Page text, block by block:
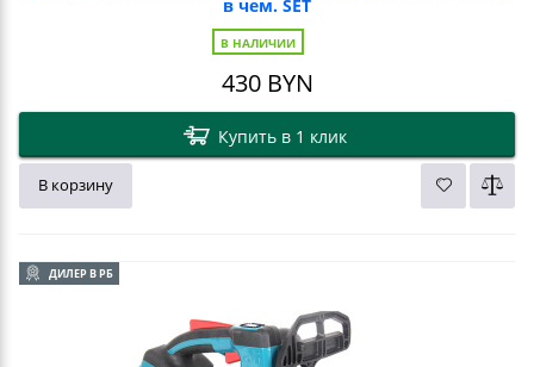
в чем. SET
В НАЛИЧИИ
430BYN
Купить в 1 клик
В корзину
ДИЛЕР В РБ